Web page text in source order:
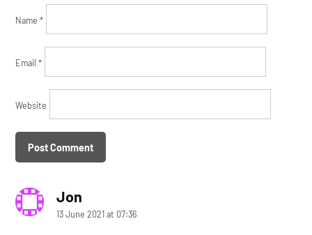
Name*
Email*
Website
Jonsays:
13 June 2021 at 07:36